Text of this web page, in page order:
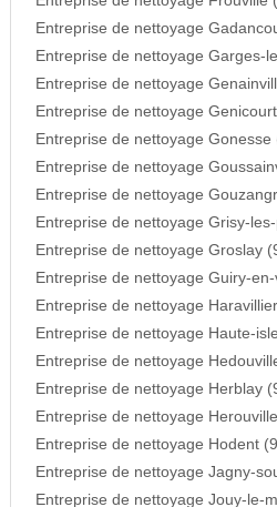
Entreprise de nettoyage
Entreprise de nettoyage Garges-
Entreprise de nettoyage
Entreprise de nettoyage
Entreprise de nettoyage Gonesse
Entreprise de nettoyage
Entreprise de nettoyage
Entreprise de nettoyage Grisy-
Entreprise de nettoyage Groslay
Entreprise de nettoyage Guiry-
Entreprise de nettoyage
Entreprise de nettoyage Haute-
Entreprise de nettoyage
Entreprise de nettoyage Herblay
Entreprise de nettoyage
Entreprise de nettoyage Hodent
Entreprise de nettoyage Jagny-
Entreprise de nettoyage Jouy-le-